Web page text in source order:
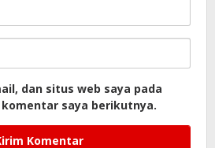
dan situs web saya pada
saya berikutnya.